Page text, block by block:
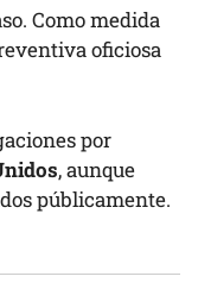
Como medida
oficiosa
por
, aunque
públicamente.